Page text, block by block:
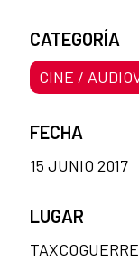
CATEGORÍA
CINE /
FECHA
15 JUNIO 2017
LUGAR